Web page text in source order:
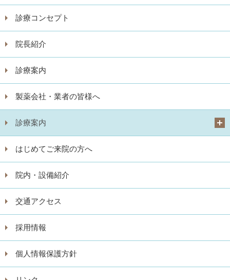
診療コンセプト
院長紹介
診療案内
製薬会社・業者の皆様へ
診療案内
はじめてご来院の方へ
院内・設備紹介
交通アクセス
採用情報
個人情報保護方針